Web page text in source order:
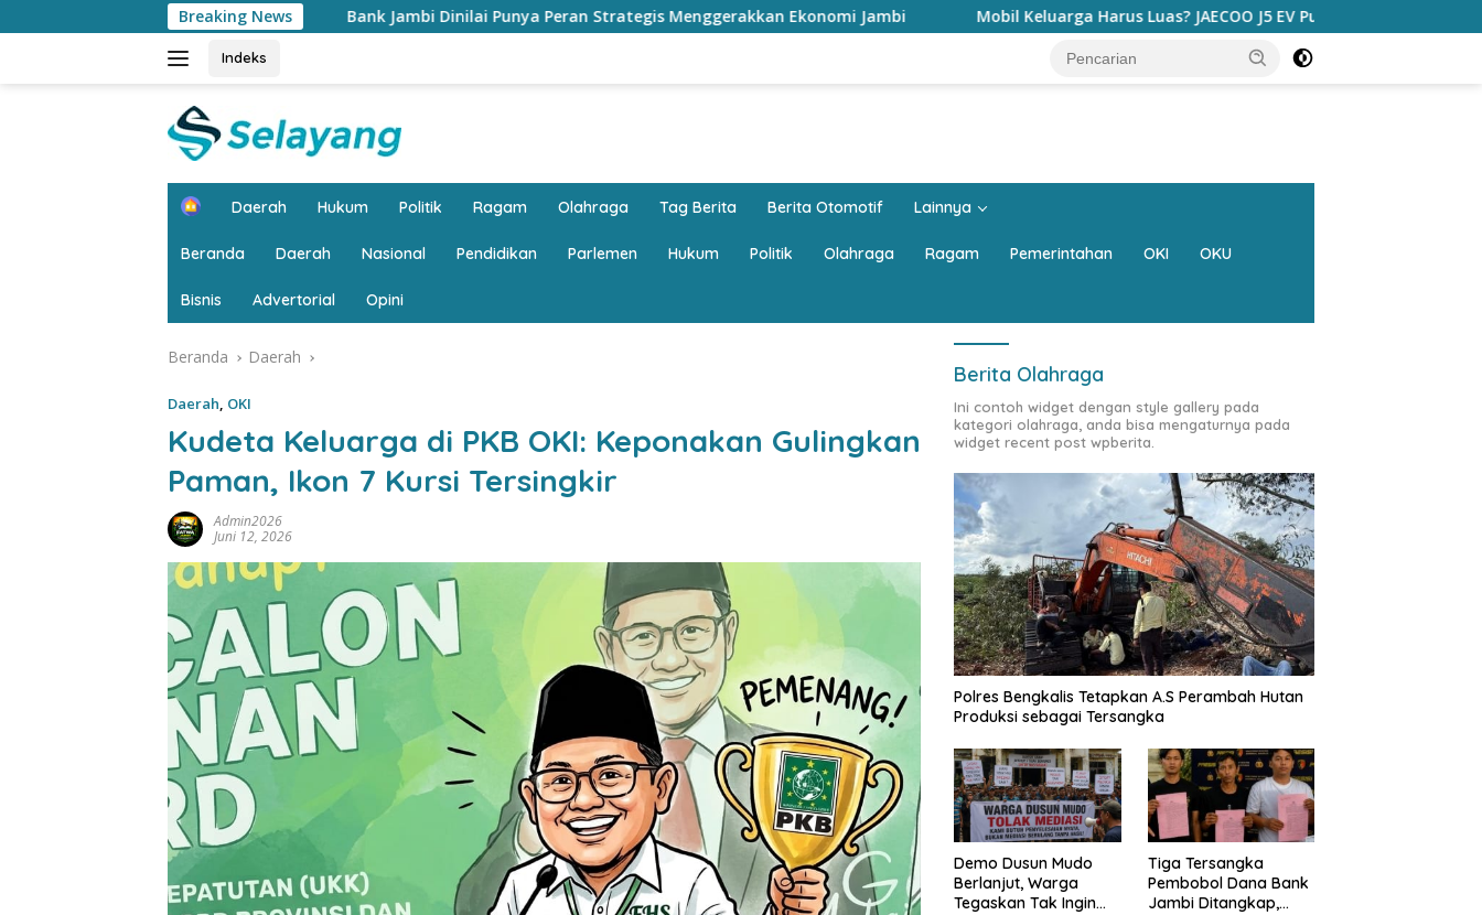
ke
Breaking News
Bank Jambi Dinilai Punya Peran Strategis Menggerakkan Ekonomi Jambi Mobil Keluarga Harus Luas? JAECOO J5 EV Punya Jawaban yang Bikin Orang Tua Tenang
Indeks
H
e
Daerah Hukum Politik Ragam Olahraga Tag Berita Berita Otomotif Lainnya
Beranda Daerah Nasional Pendidikan Parlemen Hukum Politik Olahraga Ragam Pemerintahan OKI OKU
Bisnis Advertorial Opini
Beranda Daerah
Daerah, OKI
Kudeta Keluarga di PKB OKI: Keponakan Gulingkan
Paman, Ikon 7 Kursi Tersingkir
Admin2026
Juni 12, 2026
Berita Olahraga
Ini contoh widget dengan style gallery pada
kategori olahraga, anda bisa mengaturnya pada
widget recent post wpberita.
Polres Bengkalis Tetapkan A.S Perambah Hutan
Produksi sebagai Tersangka
Demo Dusun Mudo
Berlanjut, Warga
Tegaskan Tak Ingin
Tiga Tersangka
Pembobol Dana Bank
Jambi Ditangkap,